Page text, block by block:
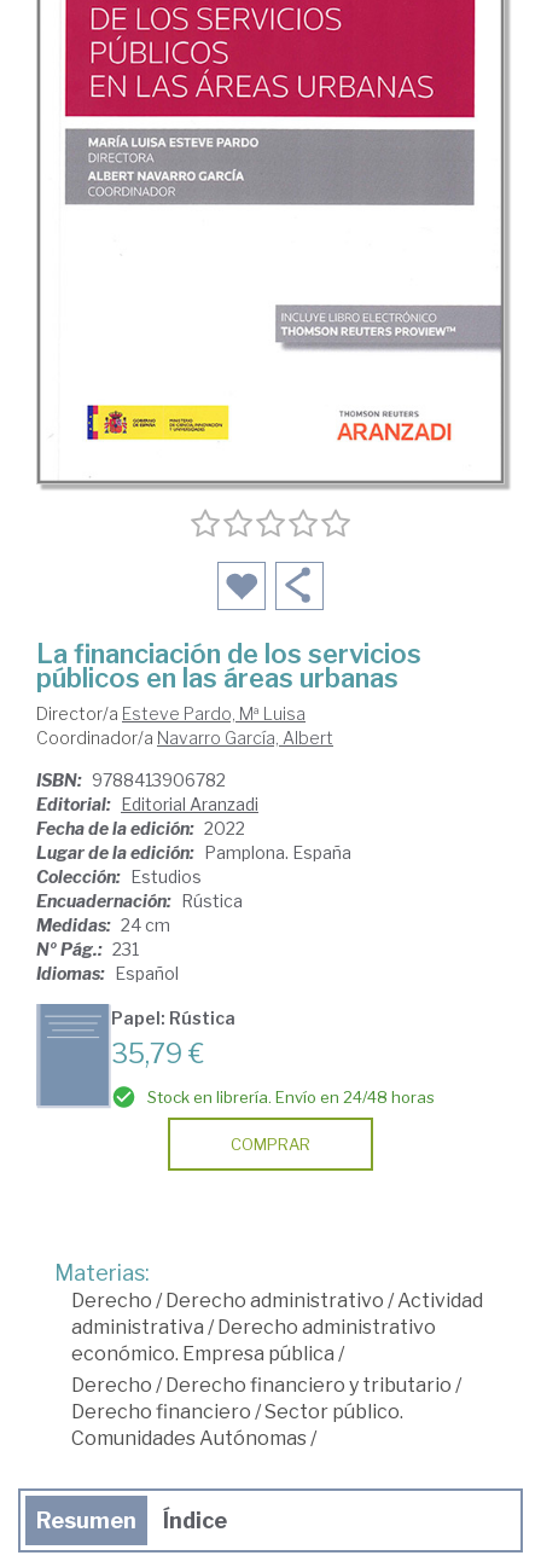
La financiación de los servicios
públicos en las áreas urbanas
Director/a Esteve Pardo, Mª Luisa
Coordinador/a Navarro García, Albert
ISBN: 9788413906782
Editorial: Editorial Aranzadi
Fecha de la edición: 2022
Lugar de la edición: Pamplona. España
Colección: Estudios
Encuadernación: Rústica
Medidas: 24 cm
Nº Pág.: 231
Idiomas: Español
Papel: Rústica
35,79 €
Stock en librería. Envío en 24/48 horas
COMPRAR
Materias:
Derecho / Derecho administrativo /Actividad
administrativa / Derecho administrativo
económico. Empresa pública /
Derecho / Derecho financiero y tributario /
Derecho financiero /Sector público.
Comunidades Autónomas/
Resumen Índice